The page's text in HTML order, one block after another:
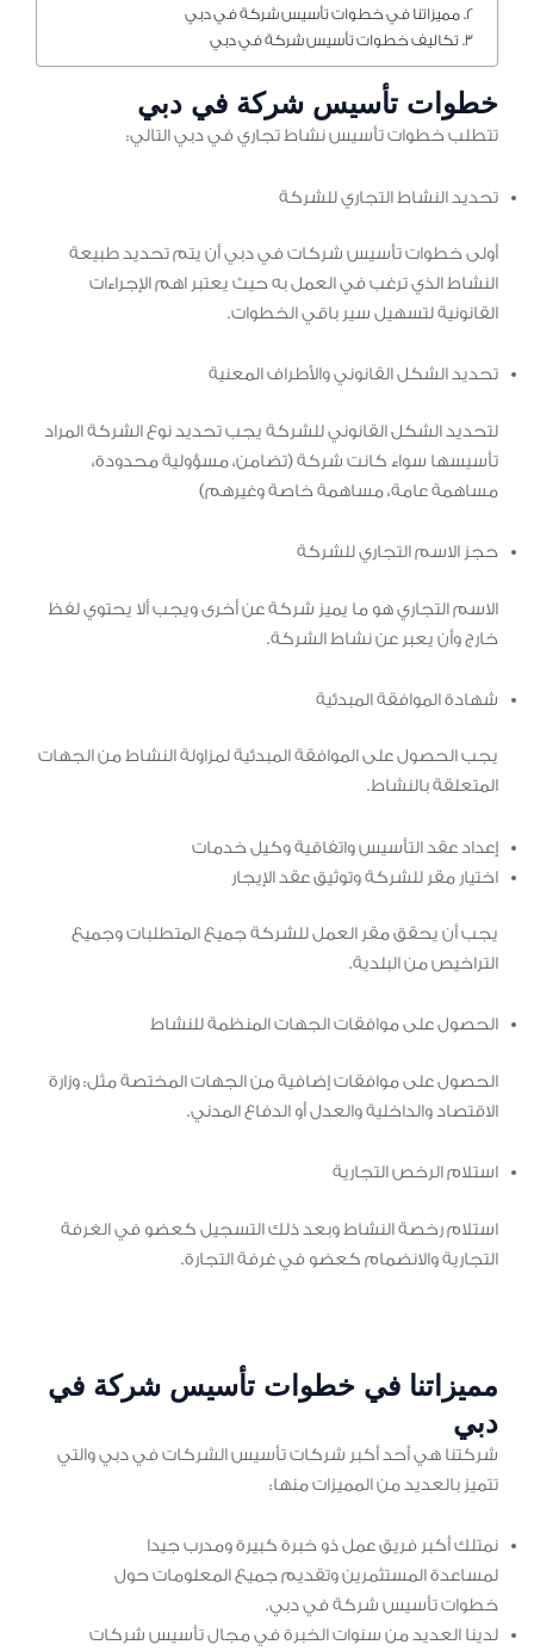
مميزاتنا في خطوات تأسيس شركة في دبي
تكاليف خطوات تأسيس شركة في دبي
خطوات تأسيس شركة في دبي
تتطلب خطوات تأسيس نشاط تجاري في دبي التالي:
تحديد النشاط التجاري للشركة
أولى خطوات تأسيس شركات في دبي أن يتم تحديد طبيعة
النشاط الذي ترغب في العمل به حيث يعتبر اهم الإجراءات
القانونية لتسهيل سير باقي الخطوات.
تحديد الشكل القانوني والأطراف المعنية
لتحديد الشكل القانوني للشركة يجب تحديد نوع الشركة المراد
تأسيسها سواء كانت شركة (تضامن، مسؤولية محدودة،
مساهمة عامة، مساهمة خاصة وغيرهم)
حجز الاسم التجاري للشركة
الاسم التجاري هو ما يميز شركة عن أخرى ويجب ألا يحتوي لفظ
خارج وأن يعبر عن نشاط الشركة.
شهادة الموافقة المبدئية
يجب الحصول على الموافقة المبدئية لمزاولة النشاط من الجهات
المتعلقة بالنشاط.
إعداد عقد التأسيس واتفاقية وكيل خدمات
اختيار مقر للشركة وتوثيق عقد الإيجار
يجب أن يحقق مقر العمل للشركة جميع المتطلبات وجميع
التراخيص من البلدية.
الحصول على موافقات الجهات المنظمة للنشاط
الحصول على موافقات إضافية من الجهات المختصة مثل: وزارة
الاقتصاد والداخلية والعدل أو الدفاع المدني.
استلام الرخص التجارية
استلام رخصة النشاط وبعد ذلك التسجيل كعضو في الغرفة
التجارية والانضمام كعضو في غرفة التجارة.
مميزاتنا في خطوات تأسيس شركة في
دبي
شركتنا هي أحد أكبر شركات تأسيس الشركات في دبي والتي
تتميز بالعديد من المميزات منها:
نمتلك أكبر فريق عمل ذو خبرة كبيرة ومدرب جيدا
لمساعدة المستثمرين وتقديم جميع المعلومات حول
خطوات تأسيس شركة في دبي.
لدينا العديد من سنوات الخبرة في مجال تأسيس شركات